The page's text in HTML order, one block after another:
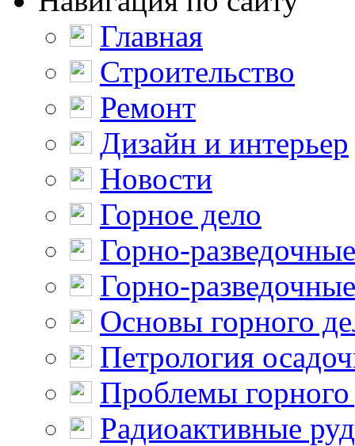
Главная
Строительство
Ремонт
Дизайн и интерьер
Новости
Горное дело
Горно-
Горно-
Основы горного
Петрология
Проблемы горного
Радиоактивные